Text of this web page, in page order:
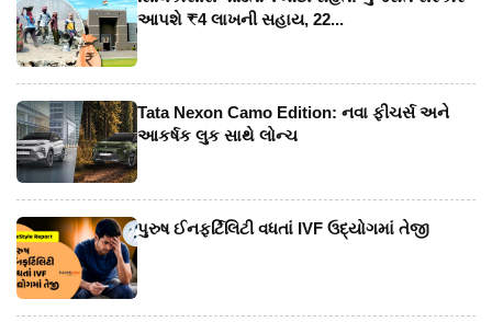
આપશે ₹4 લાખની સહાય, 22...
Tata Nexon Camo Edition: નવા ફીચર્સ અને
આકર્ષક લુક સાથે લોન્ચ
પુરુષ ઈનફર્ટિલિટી વધતાં IVF ઉદ્યોગમાં તેજી